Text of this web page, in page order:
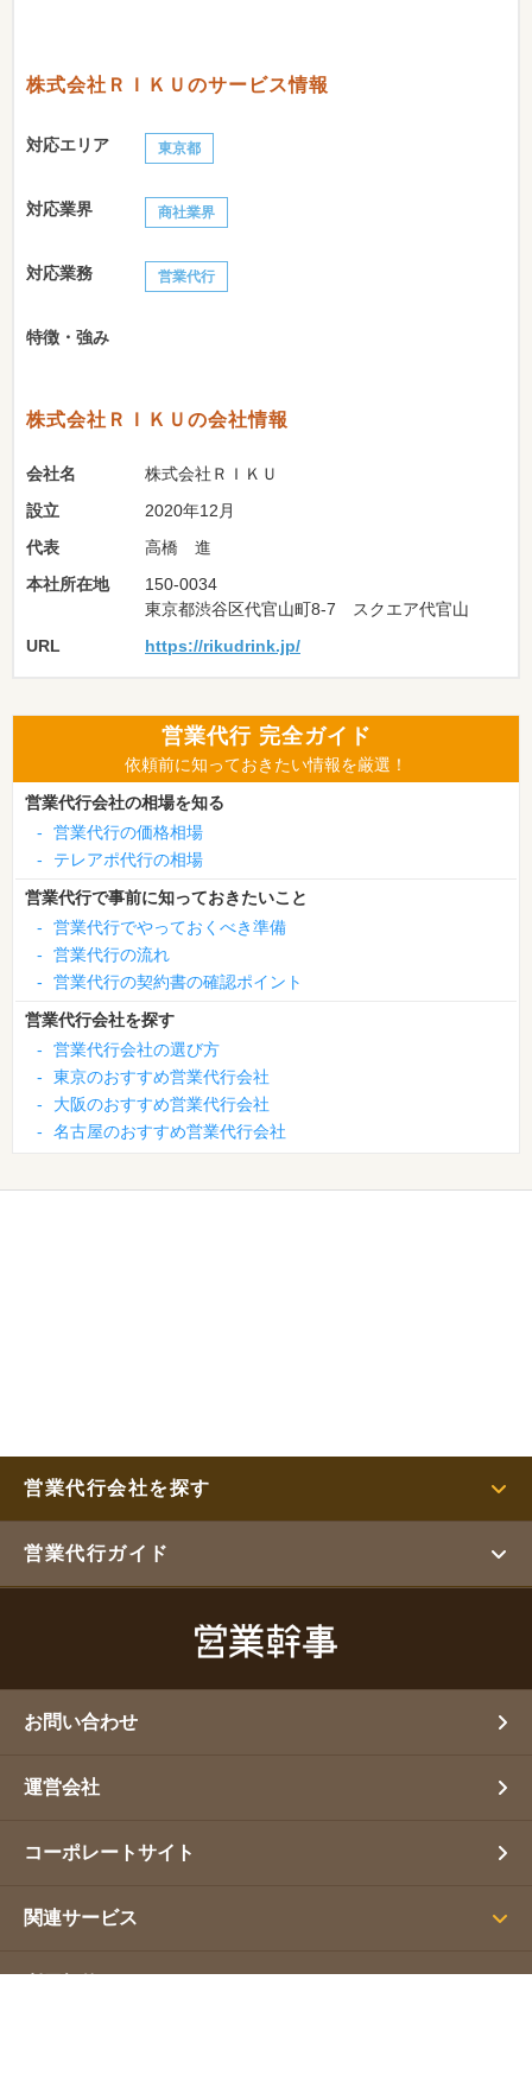
株式会社ＲＩＫＵのサービス情報
対応エリア 東京都
対応業界 商社業界
対応業務 営業代行
特徴・強み
株式会社ＲＩＫＵの会社情報
会社名
株式会社ＲＩＫＵ
設立
2020年12月
代表
高橋 進
本社所在地
150-0034
東京都渋谷区代官山町8-7 スクエア代官山
URL
https://rikudrink.jp/
営業代行 完全ガイド
依頼前に知っておきたい情報を厳選！
営業代行会社の相場を知る
-
営業代行の価格相場
-
テレアポ代行の相場
営業代行で事前に知っておきたいこと
-
営業代行でやっておくべき準備
-
営業代行の流れ
-
営業代行の契約書の確認ポイント
営業代行会社を探す
-
営業代行会社の選び方
-
東京のおすすめ営業代行会社
-
大阪のおすすめ営業代行会社
-
名古屋のおすすめ営業代行会社
営業代行会社を探す
営業代行ガイド
お問い合わせ
運営会社
コーポレートサイト
関連サービス